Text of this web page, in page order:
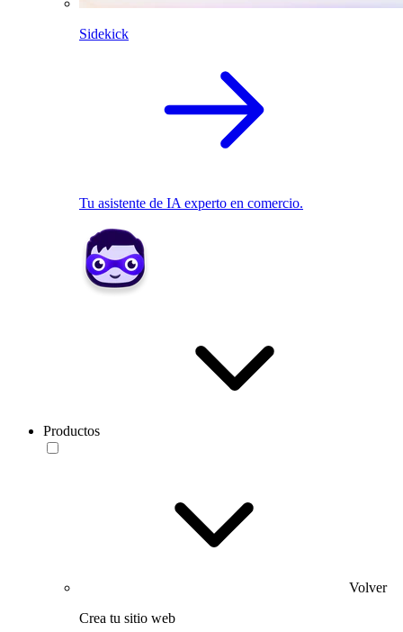
Sidekick
Tu asistente de IA experto en comercio.
Productos
Volver
Crea tu sitio web